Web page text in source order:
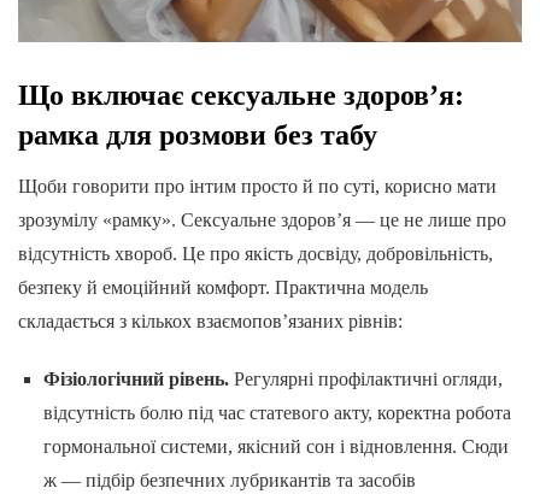
Що включає сексуальне здоров’я:
рамка для розмови без табу
Щоби говорити про інтим просто й по суті, корисно мати
зрозумілу «рамку». Сексуальне здоров’я — це не лише про
відсутність хвороб. Це про якість досвіду, добровільність,
безпеку й емоційний комфорт. Практична модель
складається з кількох взаємопов’язаних рівнів:
Фізіологічний рівень.Регулярні профілактичні огляди,
відсутність болю під час статевого акту, коректна робота
гормональної системи, якісний сон і відновлення. Сюди
ж — підбір безпечних лубрикантів та засобів